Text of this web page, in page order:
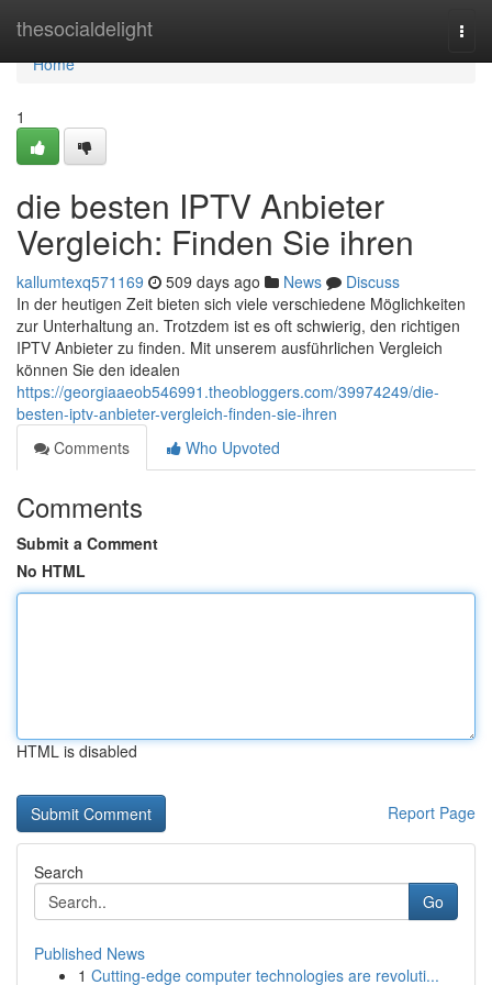
thesocialdelight
Home
Home
1
die besten IPTV Anbieter
Vergleich: Finden Sie ihren
kallumtexq571169 509 days ago News
Discuss
In der heutigen Zeit bieten sich viele verschiedene Möglichkeiten
zur Unterhaltung an. Trotzdem ist es oft schwierig, den richtigen
IPTV Anbieter zu finden. Mit unserem ausführlichen Vergleich
können Sie den idealen
https://georgiaaeob546991.theobloggers.com/39974249/die-
besten-iptv-anbieter-vergleich-finden-sie-ihren
Comments
Who Upvoted
Comments
Submit a Comment
No HTML
HTML is disabled
Report Page
Search
Go
Published News
1 Cutting-edge computer technologies are revoluti...